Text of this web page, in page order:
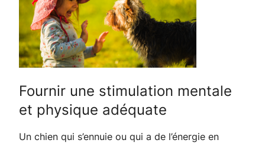
Fournir une stimulation mentale
et physique adéquate
Un chien qui s’ennuie ou qui a de l’énergie en